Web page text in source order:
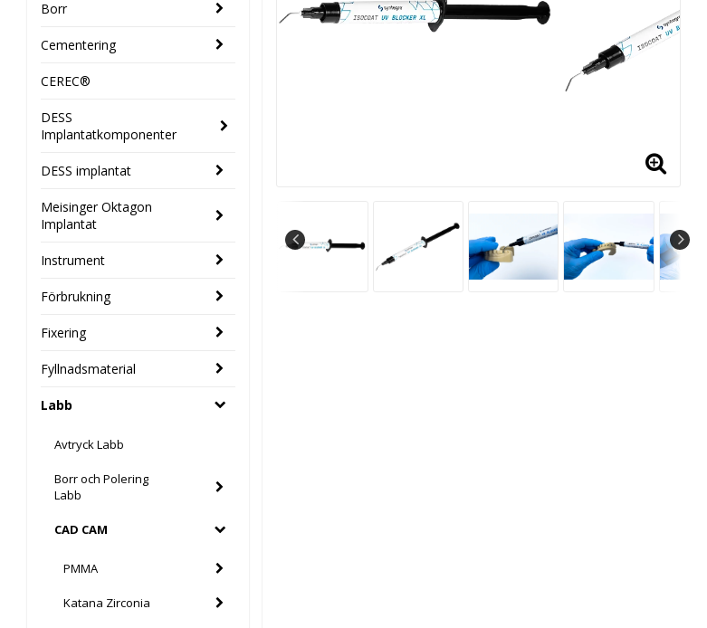
Borr
Cementering
CEREC®
DESS
Implantatkomponenter
DESS implantat
Meisinger Oktagon
Implantat
Instrument
Förbrukning
Fixering
Fyllnadsmaterial
Labb
Avtryck Labb
Borr och Polering
Labb
CAD CAM
PMMA
Katana Zirconia